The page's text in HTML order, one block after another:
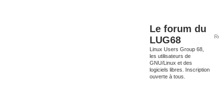
Le forum du
LUG68
Linux Users Group 68,
les utilisateurs de
GNU/Linux et des
logiciels libres. Inscription
ouverte à tous.